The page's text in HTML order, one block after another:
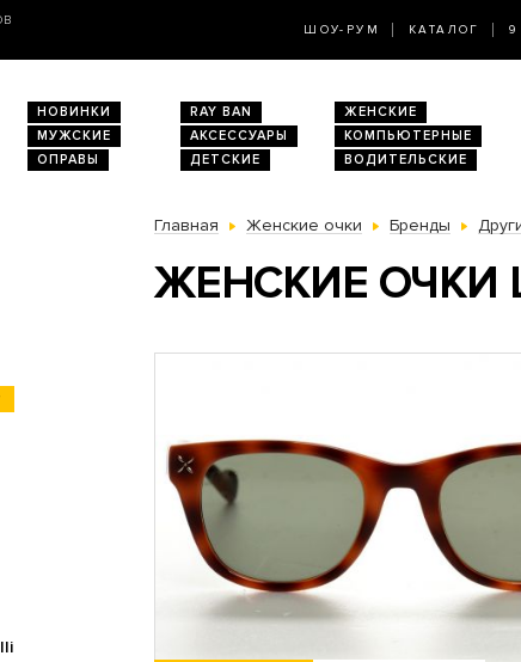
ШОУ-РУМ КАТАЛОГ
НОВИНКИ RAY BAN
ЖЕНСКИЕ
МУЖСКИЕ
АКСЕССУАРЫ
КОМПЬЮТЕРНЫЕ
ОПРАВЫ
ДЕТСКИЕ ВОДИТЕЛЬСКИЕ
Главная Женские очки Бренды
ЖЕНСКИЕ ОЧКИ